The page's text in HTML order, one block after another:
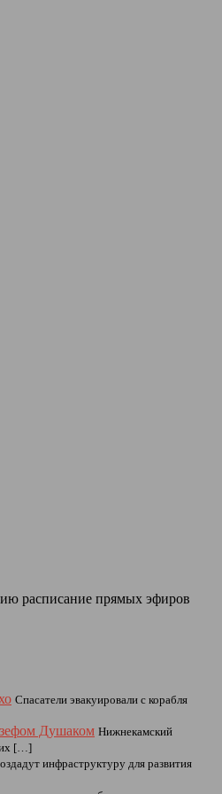
расписание прямых эфиров
Спасатели эвакуировали с корабля
Душаком Нижнекамский
[…]
инфраструктуру для развития